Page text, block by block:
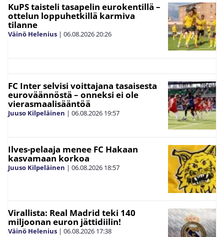
KuPS taisteli tasapelin eurokentillä –
ottelun loppuhetkillä karmiva
tilanne
Väinö Helenius | 06.08.2026 20:26
FC Inter selvisi voittajana tasaisesta
euroväännöstä – onneksi ei ole
vierasmaalisääntöä
Juuso Kilpeläinen | 06.08.2026 19:57
Ilves-pelaaja menee FC Hakaan
kasvamaan korkoa
Juuso Kilpeläinen | 06.08.2026 18:57
Virallista: Real Madrid teki 140
miljoonan euron jättidiilin!
Väinö Helenius | 06.08.2026 17:38